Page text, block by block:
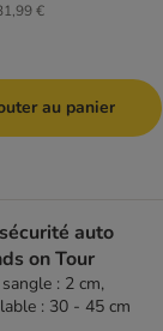
€
au panier
auto
on Tour
: 2 cm,
: 30 - 45 cm